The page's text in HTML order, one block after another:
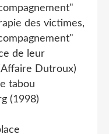
des victimes,
de leur
Dutroux)
tabou
(1998)